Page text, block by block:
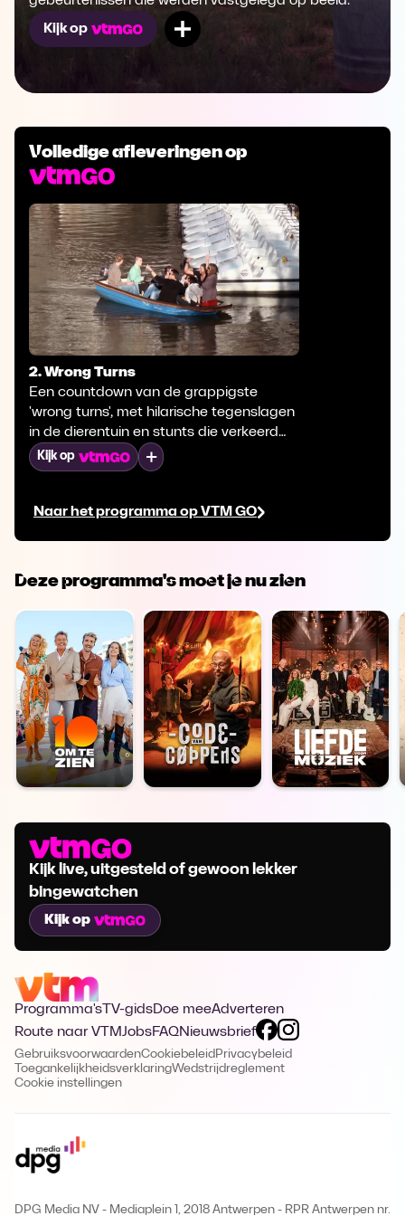
Kijk op
Volledige afleveringen op
Naar het programma op VTM GO
2. Wrong Turns
Een countdown van de grappigste
'wrong turns', met hilarische tegenslagen
in de dierentuin en stunts die verkeerd
aflopen.
Kijk op
Deze programma's moet je nu zien
Kijk live, uitgesteld of gewoon lekker
bingewatchen
Kijk op
Programma's TV-gidsDoe meeAdverteren
Route naar VTMJobsFAQNieuwsbrief
GebruiksvoorwaardenCookiebeleid Privacybeleid
ToegankelijkheidsverklaringWedstrijdreglement
Cookie instellingen
DPG Media NV - Mediaplein 1, 2018 Antwerpen - RPR Antwerpen nr.